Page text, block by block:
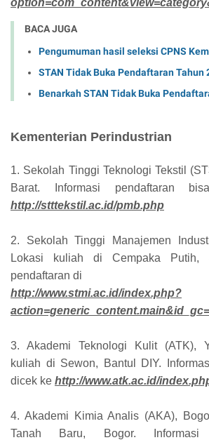
BACA JUGA
Pengumuman hasil seleksi CPNS
STAN Tidak Buka Pendaftaran Tahun
Benarkah STAN Tidak Buka
Kementerian Perindustrian
1. Sekolah Tinggi Teknologi Tekstil
Barat. Informasi pendaftaran
http://stttekstil.ac.id/pmb.php
2. Sekolah Tinggi Manajemen
Lokasi kuliah di Cempaka Putih,
pendaftaran di
http://www.stmi.ac.id/index.php?
3. Akademi Teknologi Kulit (ATK),
kuliah di Sewon, Bantul DIY.
dicek ke http://www.atk.ac.id/
4. Akademi Kimia Analis (AKA),
Tanah Baru, Bogor. Informasi